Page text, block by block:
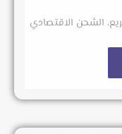
الشحن الاقتصادي